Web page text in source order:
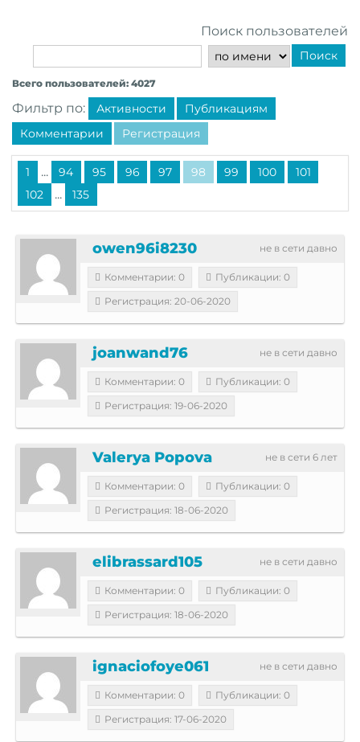
Поиск пользователей
Поиск
Всего пользователей: 4027
Фильтр по: Активности
Публикациям
Комментарии
Регистрация
1 ... 94 95 96 97 98 99 100
101
102
... 135
не в сети давно
owen96i8230
Комментарии: 0
Публикации: 0
Регистрация: 20-06-2020
не в сети давно
joanwand76
Комментарии: 0
Публикации: 0
Регистрация: 19-06-2020
не в сети 6 лет
Valerya Popova
Комментарии: 0
Публикации: 0
Регистрация: 18-06-2020
не в сети давно
elibrassard105
Комментарии: 0
Публикации: 0
Регистрация: 18-06-2020
не в сети давно
ignaciofoye061
Комментарии: 0
Публикации: 0
Регистрация: 17-06-2020